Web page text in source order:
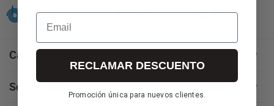
Categorías
Sobre nosotros
Email
RECLAMAR DESCUENTO
Promoción única para nuevos clientes.